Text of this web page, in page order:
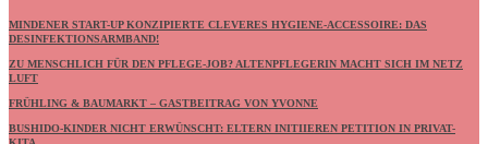
MINDENER START-UP KONZIPIERTE CLEVERES HYGIENE-ACCESSOIRE: DAS
DESINFEKTIONSARMBAND!
ZU MENSCHLICH FÜR DEN PFLEGE-JOB? ALTENPFLEGERIN MACHT SICH IM NETZ
LUFT
FRÜHLING & BAUMARKT – GASTBEITRAG VON YVONNE
BUSHIDO-KINDER NICHT ERWÜNSCHT: ELTERN INITIIEREN PETITION IN PRIVAT-